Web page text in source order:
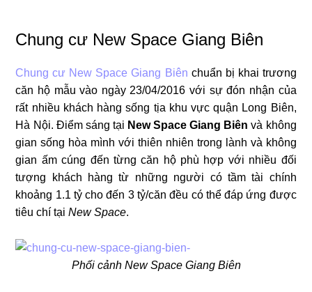
Chung cư New Space Giang Biên
Chung cư New Space Giang Biên chuẩn bị khai trương
căn hộ mẫu vào ngày 23/04/2016 với sự đón nhận của
rất nhiều khách hàng sống tịa khu vực quận Long Biên,
Hà Nội. Điểm sáng tại New Space Giang Biên và không
gian sống hòa mình với thiên nhiên trong lành và không
gian ấm cúng đến từng căn hộ phù hợp với nhiều đối
tượng khách hàng từ những người có tầm tài chính
khoảng 1.1 tỷ cho đến 3 tỷ/căn đều có thể đáp ứng được
tiêu chí tạiNew Space.
Phối cảnh New Space Giang Biên